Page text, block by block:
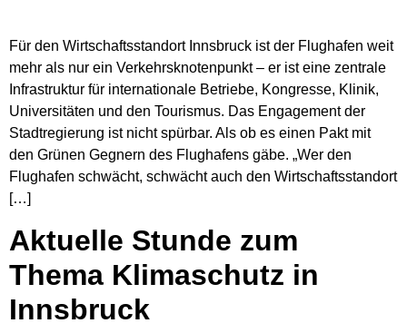
Für den Wirtschaftsstandort Innsbruck ist der Flughafen weit
mehr als nur ein Verkehrsknotenpunkt – er ist eine zentrale
Infrastruktur für internationale Betriebe, Kongresse, Klinik,
Universitäten und den Tourismus. Das Engagement der
Stadtregierung ist nicht spürbar. Als ob es einen Pakt mit
den Grünen Gegnern des Flughafens gäbe. „Wer den
Flughafen schwächt, schwächt auch den Wirtschaftsstandort
[…]
Aktuelle Stunde zum
Thema Klimaschutz in
Innsbruck